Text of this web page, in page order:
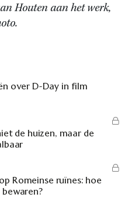
Houten aan het werk,
over D-Day in film
de huizen, maar de
Romeinse ruïnes: hoe